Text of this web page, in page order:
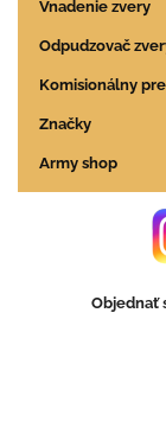
Vnadenie zvery
Odpudzovač
Komisionálny
Značky
Army shop
Objednať